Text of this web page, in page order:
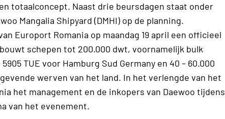
totaalconcept. Naast drie beursdagen staat onder
Mangalia Shipyard (DMHI) op de planning.
Europort Romania op maandag 19 april een officieel
schepen tot 200.000 dwt, voornamelijk bulk
TUE voor Hamburg Sud Germany en 40 – 60.000
werven van het land. In het verlengde van het
het management en de inkopers van Daewoo tijdens
van het evenement.